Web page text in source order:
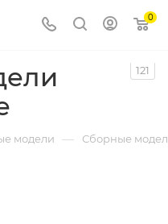
0
121
модели — Сборные